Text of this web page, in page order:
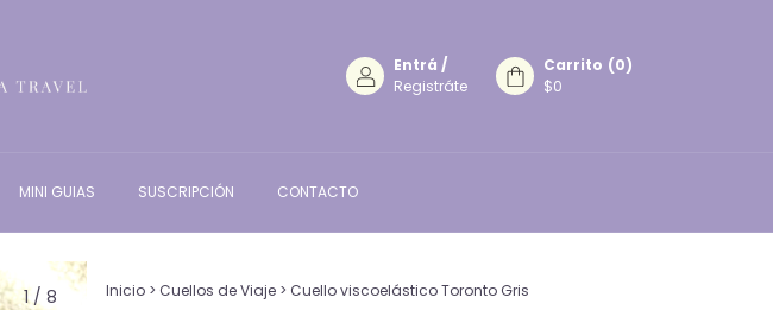
Entrá /
Registráte
Carrito (0)
$0
MINI GUIAS SUSCRIPCIÓN CONTACTO
1/ 8 Inicio > Cuellos de Viaje > Cuello viscoelástico Toronto Gris